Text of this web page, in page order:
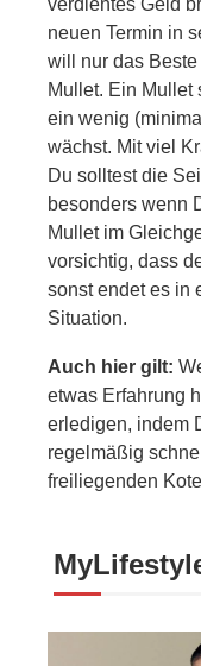
neuen Termin in
will nur das
Mullet. Ein Mullet
ein wenig
wächst. Mit viel
Du solltest die
besonders wenn
Mullet im
vorsichtig, dass
sonst endet es in
Situation.
Auch hier gilt:
etwas Erfahrung
erledigen, indem
regelmäßig
freiliegenden